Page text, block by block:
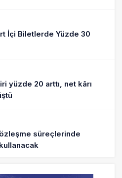
İçi Biletlerde Yüzde 30
yüzde 20 arttı, net kârı
süreçlerinde